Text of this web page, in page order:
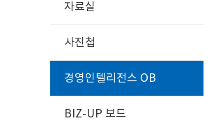
자료실
사진첩
경영인텔리전스 OB
BIZ-UP 보드